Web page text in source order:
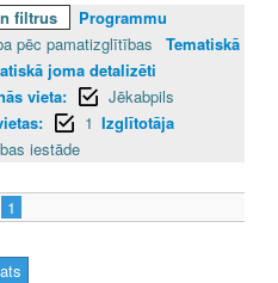
filtrus
Programmu
pēc pamatizglītības
Tematiskā
joma detalizēti
vieta:
Jēkabpils
1 Izglītotāja
iestāde
1